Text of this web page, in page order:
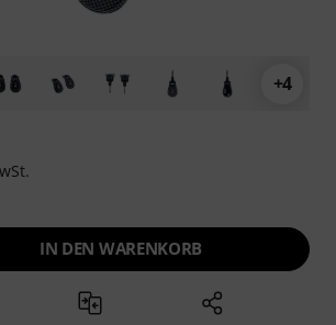
+4
IN DEN WARENKORB